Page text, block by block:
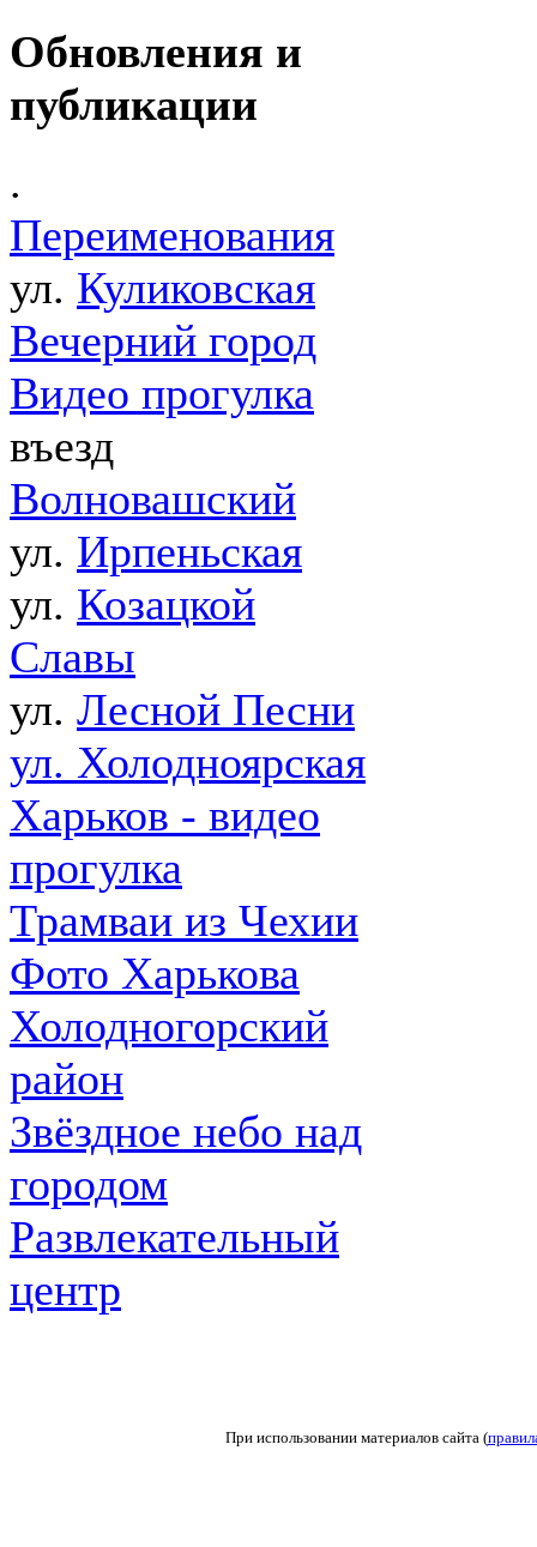
Обновления и
публикации
.
Переименования
ул. Куликовская
Вечерний город
Видео прогулка
въезд
Волновашский
ул. Ирпеньская
ул. Козацкой
Славы
ул. Лесной Песни
ул. Холодноярская
Харьков - видео
прогулка
Трамваи из Чехии
Фото Харькова
Холодногорский
район
Звёздное небо над
городом
Развлекательный
центр
При использовании материалов сайта (